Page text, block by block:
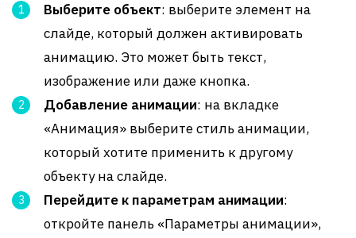
Выберите объект: выберите элемент на
слайде, который должен активировать
анимацию. Это может быть текст,
изображение или даже кнопка.
Добавление анимации: на вкладке
«Анимация» выберите стиль анимации,
который хотите применить к другому
объекту на слайде.
Перейдите к параметрам анимации:
откройте панель «Параметры анимации»,